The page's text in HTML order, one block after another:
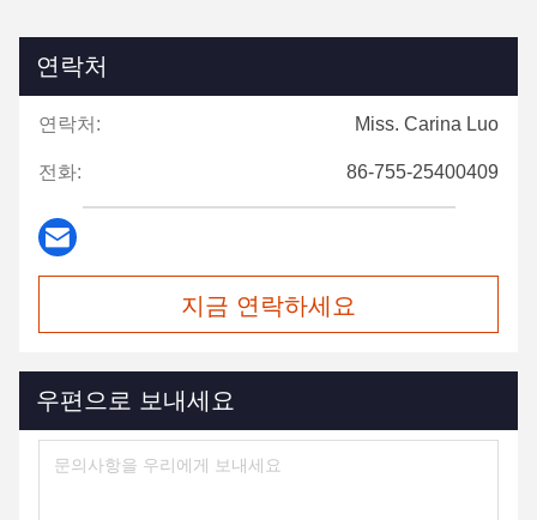
연락처
연락처: Miss. Carina Luo
전화: 86-755-25400409
지금 연락하세요
우편으로 보내세요